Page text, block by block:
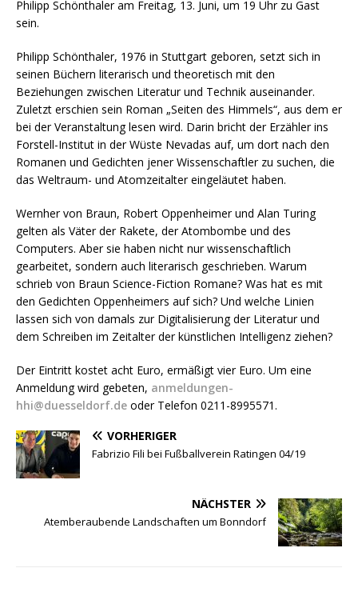
Philipp Schönthaler am Freitag, 13. Juni, um 19 Uhr zu Gast
sein.
Philipp Schönthaler, 1976 in Stuttgart geboren, setzt sich in
seinen Büchern literarisch und theoretisch mit den
Beziehungen zwischen Literatur und Technik auseinander.
Zuletzt erschien sein Roman „Seiten des Himmels“, aus dem er
bei der Veranstaltung lesen wird. Darin bricht der Erzähler ins
Forstell-Institut in der Wüste Nevadas auf, um dort nach den
Romanen und Gedichten jener Wissenschaftler zu suchen, die
das Weltraum- und Atomzeitalter eingeläutet haben.
Wernher von Braun, Robert Oppenheimer und Alan Turing
gelten als Väter der Rakete, der Atombombe und des
Computers. Aber sie haben nicht nur wissenschaftlich
gearbeitet, sondern auch literarisch geschrieben. Warum
schrieb von Braun Science-Fiction Romane? Was hat es mit
den Gedichten Oppenheimers auf sich? Und welche Linien
lassen sich von damals zur Digitalisierung der Literatur und
dem Schreiben im Zeitalter der künstlichen Intelligenz ziehen?
Der Eintritt kostet acht Euro, ermäßigt vier Euro. Um eine
Anmeldung wird gebeten, anmeldungen-
hhi@duesseldorf.de oder Telefon 0211-8995571.
VORHERIGER
Fabrizio Fili bei Fußballverein Ratingen 04/19
NÄCHSTER
Atemberaubende Landschaften um Bonndorf